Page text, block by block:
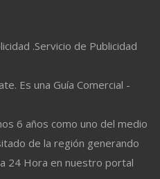
.Servicio de Publicidad
Es una Guía Comercial -
6 años como uno del medio
de la región generando
24 Hora en nuestro portal